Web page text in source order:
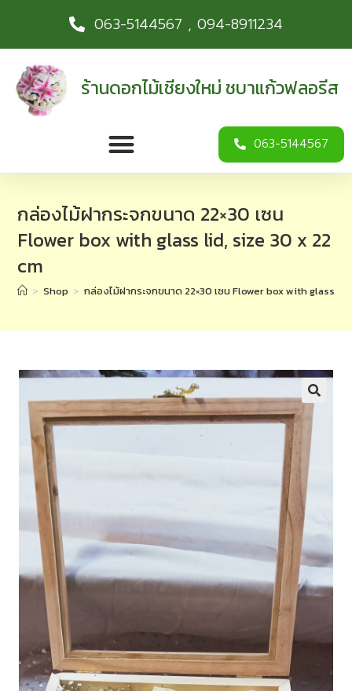
063-5144567 , 094-8911234
ร้านดอกไม้เชียงใหม่ ชบาแก้วฟลอรีส
063-5144567
กล่องไม้ฝากระจกขนาด 22×30 เซน
Flower box with glass lid, size 30 x 22
cm
> Shop > กล่องไม้ฝากระจกขนาด 22×30 เซน Flower box with glass